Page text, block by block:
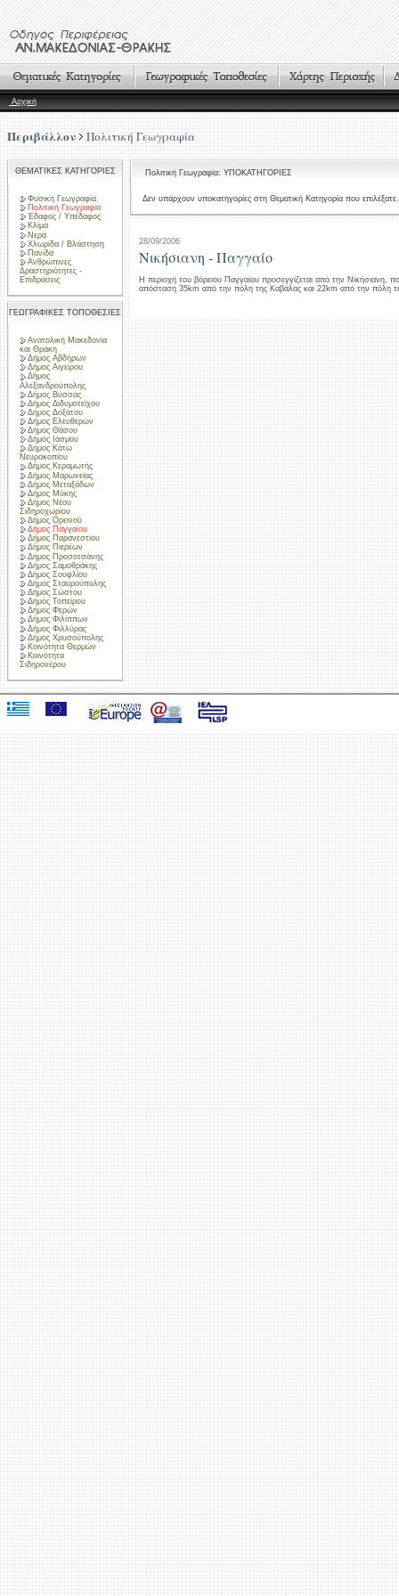
Αρχική
Περιβάλλον Πολιτική Γεωγραφία
ΘΕΜΑΤΙΚΕΣ ΚΑΤΗΓΟΡΙΕΣ
Φυσική Γεωγραφία
Πολιτική Γεωγραφία
Έδαφος / Υπέδαφος
Κλίμα
Νερά
Χλωρίδα / Βλάστηση
Πανίδα
Ανθρώπινες
Δραστηριότητες -
Επιδράσεις
ΓΕΩΓΡΑΦΙΚΕΣ ΤΟΠΟΘΕΣΙΕΣ
Ανατολική Μακεδονία
και Θράκη
Δήμος Αβδήρων
Δήμος Αιγείρου
Δήμος
Αλεξανδρούπολης
Δήμος Βύσσας
Δήμος Διδυμοτείχου
Δήμος Δοξάτου
Δήμος Ελευθερών
Δήμος Θάσου
Δήμος Ιάσμου
Δήμος Κάτω
Νευροκοπίου
Δήμος Κεραμωτής
Δήμος Μαρωνείας
Δήμος Μεταξάδων
Δήμος Μύκης
Δήμος Νέου
Σιδηροχωρίου
Δήμος Ορεινού
Δήμος Παγγαίου
Δήμος Παρανεστίου
Δήμος Πιερέων
Δήμος Προσοτσάνης
Δήμος Σαμοθράκης
Δήμος Σουφλίου
Δήμος Σταυρούπολης
Δήμος Σώστου
Δήμος Τοπείρου
Δήμος Φερών
Δήμος Φιλίππων
Δήμος Φιλλύρας
Δήμος Χρυσούπολης
Κοινότητα Θερμών
Κοινότητα
Σιδηρονέρου
Πολιτική Γεωγραφία: ΥΠΟΚΑΤΗΓΟΡΙΕΣ
Δεν υπάρχουν υποκατηγορίες στη Θεματική Κατηγορία που επιλέξατε.
28/09/2006
Νικήσιανη - Παγγαίο
Η περιοχή του βόρειου Παγγαίου προσεγγίζεται από την Νικήσιανη,
απόσταση 35km από την πόλη της Καβάλας και 22km από την πόλη